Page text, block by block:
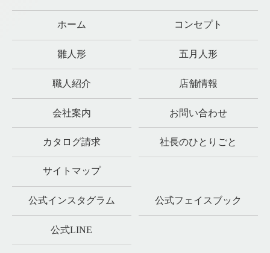
ホーム コンセプト
雛人形 五月人形
職人紹介 店舗情報
会社案内 お問い合わせ
カタログ請求 社長のひとりごと
サイトマップ
公式インスタグラム 公式フェイスブック
公式LINE